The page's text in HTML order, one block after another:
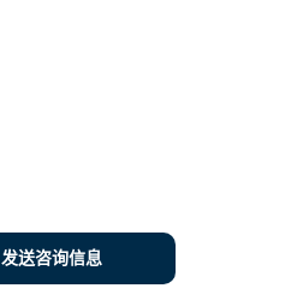
发送咨询信息